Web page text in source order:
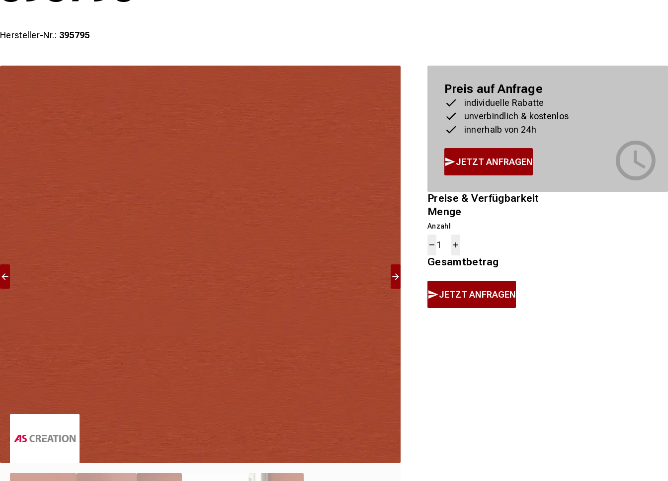
Hersteller-Nr.: 395795
Preis auf Anfrage
individuelle Rabatte
unverbindlich & kostenlos
innerhalb von 24h
JETZT ANFRAGEN
Preise & Verfügbarkeit
Menge
Anzahl
Gesamtbetrag
JETZT ANFRAGEN